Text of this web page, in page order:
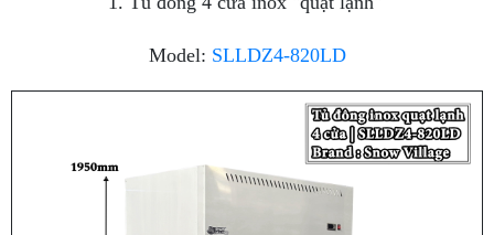
Model: SLLDZ4-820LD